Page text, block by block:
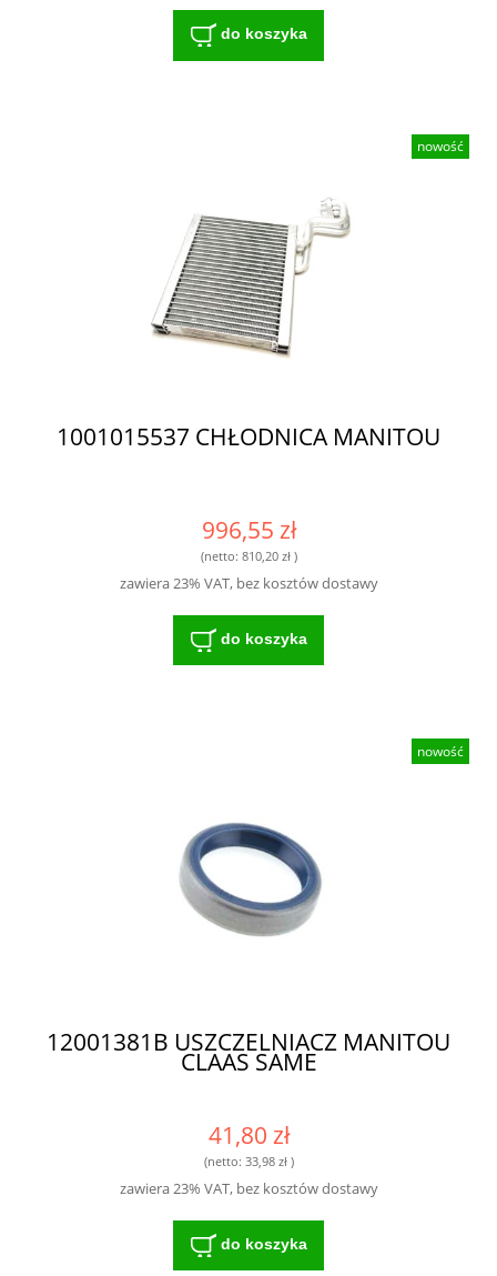
do koszyka
1001015537 CHŁODNICA MANITOU
996,55 zł
(netto: 810,20 zł)
zawiera 23% VAT, bez kosztów dostawy
do koszyka
nowość
12001381B USZCZELNIACZ MANITOU
CLAAS SAME
41,80 zł
(netto: 33,98 zł)
zawiera 23% VAT, bez kosztów dostawy
do koszyka
nowość